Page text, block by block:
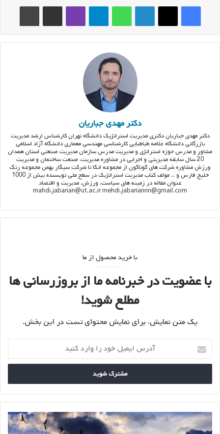
فیس بوک ایکس لینکدین واتس آپ تلگرام وایبر اشتراک گذاری از طریق ایمیل چاپ
دکتر مهدی جباریان
دکتر مهدی جباریان دکتری مدیریت استراتژیک دانشگاه تهران کارشناس ارشد مدیریت
بازرگانی دانشگاه علامه طباطبایی کارشناسی مهندسی معماری دانشگاه آزاد اسلامی
مشاور و مدرس حوزه استراتژی و مدیریت مدرس سازمان مدیریت صنعتی استان همدان
20 سال سابقه مدیریتی و اجرایی در مشاوره مدیریت، صنعت ساختمان و مدیریت
ورزش مشاوره شرکت های گوناگون از مجموعه اتکا تا شرکت سیگار بهمن مجموعه رنگ
خلیج فارس و .. مولف کتاب مدیریت استراتژیک در سطح ملی نویسنده بیش از 1000
عنوان مقاله در زمینه های سیاست، ورزش، مدیریت و اقتصاد
mahdi.jabarian@ut.ac.ir mehdi.jabariannn@gmail.com
با خرید محصول از ما
با عضویت در خبرنامه ما از بروزرسانی ها
مطلع شوید!
یک متن نمایش، برای نمایش محتوای تست در این بخش.
آدرس
ایمیل
خود
را
کنید
نظریه
پرواز
غازها